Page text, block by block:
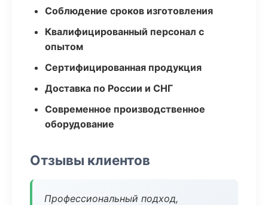
Соблюдение сроков изготовления
Квалифицированный персонал с
опытом
Сертифицированная продукция
Доставка по России и СНГ
Современное производственное
оборудование
Отзывы клиентов
Профессиональный подход,